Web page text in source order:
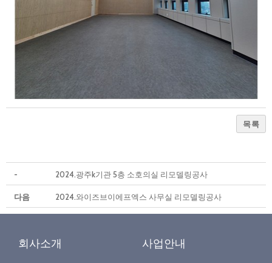
목록
- 2024.광주k기관 5층 소호의실 리모델링공사
다음 2024.와이즈브이에프엑스 사무실 리모델링공사
회사소개 사업안내